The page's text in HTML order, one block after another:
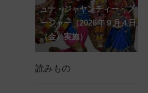
ーディ・アマーヴァシャ
ー・プージャー（2026年８
月12日（水）実施）
ンスリー・プージャー
（2026年８月12日（水）実
施）
ーガ・パンチャミー・プー
ジャー（2026年８月17日
（月）実施）
ァラ・ラクシュミー・ヴラ
タ・プージャー（2026年８
月28日（金）実施）
ンカタハラ・チャトゥルテ
ィー・プージャー（2026年
８月31日（月）実施）
ュナ・ジャヤンティー・プ
ージャー（2026年９月４日
（金）実施）
ネーシャ・チャトゥルティ
ー・プージャー（2026年９
月14日（月）実施）
ハーラクシュミー・ヴラ
タ・プージャー（2026年９
月19日（土）実施）
ハーラヤー・アマーヴァシ
ャー・プージャー（2026年
10月10日（土）実施）
ーマ（ナーガ・パンチャミ
ー、2026年８月17日（月）
実施）
ーマ（ガーヤトリー・ジャ
ヤンティー、2026年８月28
日（金）実施）
アンナダーナ・プロジェク
ト（食事の奉仕）
ポストコロナ福祉活動支援
募金
読みもの